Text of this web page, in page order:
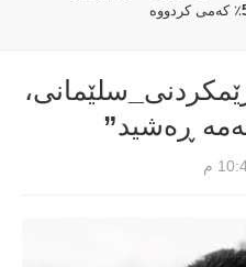
ڕەشید”